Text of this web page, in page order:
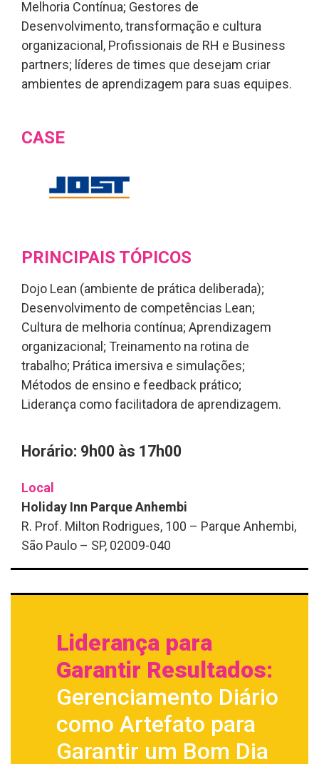
Melhoria Contínua; Gestores de
Desenvolvimento, transformação e cultura
organizacional, Profissionais de RH e Business
partners; líderes de times que desejam criar
ambientes de aprendizagem para suas equipes.
CASE
PRINCIPAIS TÓPICOS
Dojo Lean (ambiente de prática deliberada);
Desenvolvimento de competências Lean;
Cultura de melhoria contínua; Aprendizagem
organizacional; Treinamento na rotina de
trabalho; Prática imersiva e simulações;
Métodos de ensino e feedback prático;
Liderança como facilitadora de aprendizagem.
Horário: 9h00 às 17h00
Local
Holiday Inn Parque Anhembi
R. Prof. Milton Rodrigues, 100 – Parque Anhembi,
São Paulo – SP, 02009-040
Liderança para
Garantir Resultados:
Gerenciamento Diário
como Artefato para
Garantir um Bom Dia